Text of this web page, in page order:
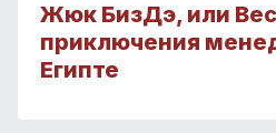
Жюк БизДэ, или
приключения
Египте